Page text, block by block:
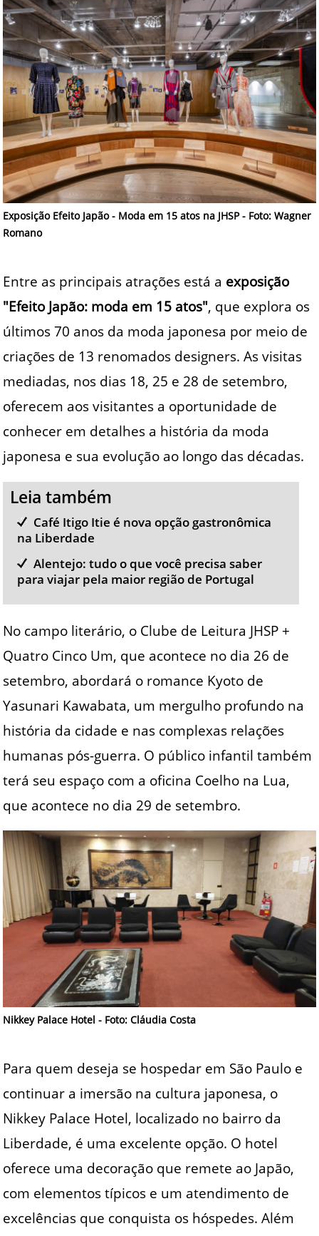
Exposição Efeito Japão - Moda em 15 atos na JHSP - Foto: Wagner
Romano
Entre as principais atrações está a exposição
"Efeito Japão: moda em 15 atos", que explora os
últimos 70 anos da moda japonesa por meio de
criações de 13 renomados designers. As visitas
mediadas, nos dias 18, 25 e 28 de setembro,
oferecem aos visitantes a oportunidade de
conhecer em detalhes a história da moda
japonesa e sua evolução ao longo das décadas.
Leia também
Café Itigo Itie é nova opção gastronômica
na Liberdade
Alentejo: tudo o que você precisa saber
para viajar pela maior região de Portugal
No campo literário, o Clube de Leitura JHSP +
Quatro Cinco Um, que acontece no dia 26 de
setembro, abordará o romance Kyoto de
Yasunari Kawabata, um mergulho profundo na
história da cidade e nas complexas relações
humanas pós-guerra. O público infantil também
terá seu espaço com a oficina Coelho na Lua,
que acontece no dia 29 de setembro.
Nikkey Palace Hotel - Foto: Cláudia Costa
Para quem deseja se hospedar em São Paulo e
continuar a imersão na cultura japonesa, o
Nikkey Palace Hotel, localizado no bairro da
Liberdade, é uma excelente opção. O hotel
oferece uma decoração que remete ao Japão,
com elementos típicos e um atendimento de
excelências que conquista os hóspedes. Além